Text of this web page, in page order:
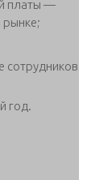
платы —
рынке;
сотрудников
год.